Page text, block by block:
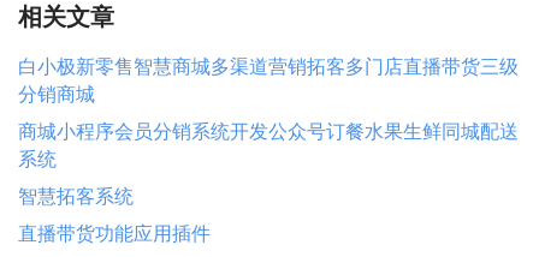
相关文章
白小极新零售智慧商城多渠道营销拓客多门店直播带货三级
分销商城
商城小程序会员分销系统开发公众号订餐水果生鲜同城配送
系统
智慧拓客系统
直播带货功能应用插件